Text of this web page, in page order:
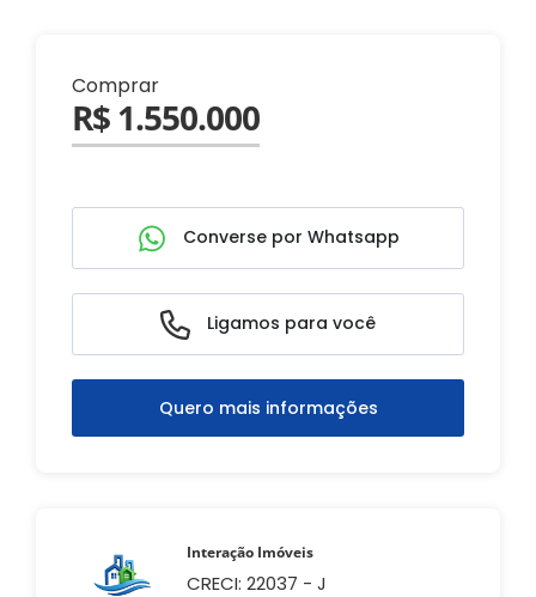
Comprar
R$ 1.550.000
Converse por Whatsapp
Ligamos para você
Quero mais informações
Interação Imóveis
CRECI: 22037 - J